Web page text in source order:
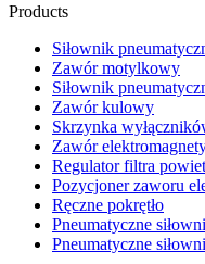
Products
Siłownik
Zawór motylkowy
Siłownik
Zawór kulowy
Skrzynka
Zawór
Regulator filtra
Pozycjoner zaworu
Ręczne pokrętło
Pneumatyczne
Pneumatyczne